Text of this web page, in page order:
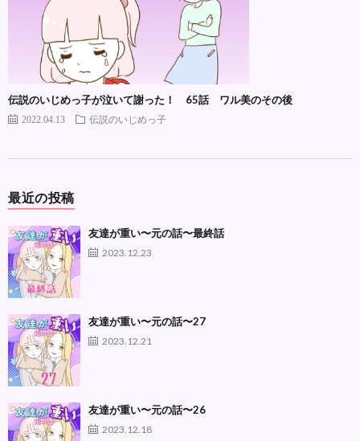
伝説のいじめっ子が泣いて謝った！ 65話 ワル美のその後
2022.04.13 伝説のいじめっ子
最近の投稿
友達が重い〜元の話〜最終話
2023.12.23
友達が重い〜元の話〜27
2023.12.21
友達が重い〜元の話〜26
2023.12.18